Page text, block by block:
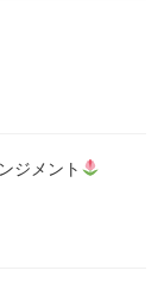
ジメント